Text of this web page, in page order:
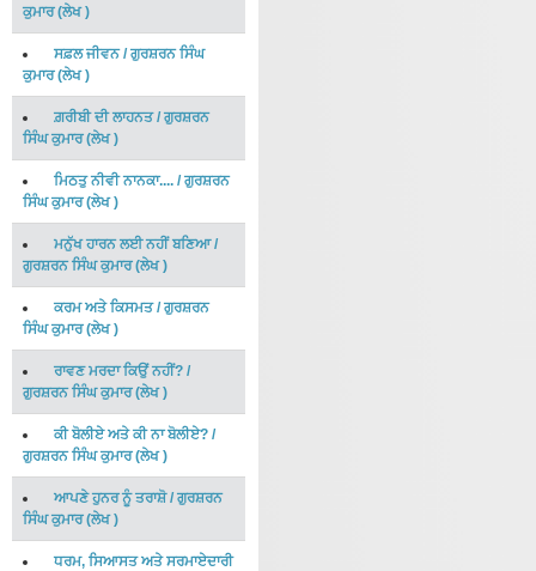
ਕੁਮਾਰ(ਲੇਖ)
ਸਫ਼ਲ ਜੀਵਨ/ਗੁਰਸ਼ਰਨ ਸਿੰਘ
ਕੁਮਾਰ(ਲੇਖ)
ਗ਼ਰੀਬੀ ਦੀ ਲਾਹਨਤ/ ਗੁਰਸ਼ਰਨ
ਸਿੰਘ ਕੁਮਾਰ(ਲੇਖ)
ਮਿਠਤੁ ਨੀਵੀ ਨਾਨਕਾ.... /ਗੁਰਸ਼ਰਨ
ਸਿੰਘ ਕੁਮਾਰ(ਲੇਖ)
ਮਨੁੱਖ ਹਾਰਨ ਲਈ ਨਹੀਂ ਬਣਿਆ/
ਗੁਰਸ਼ਰਨ ਸਿੰਘ ਕੁਮਾਰ(ਲੇਖ)
ਕਰਮ ਅਤੇ ਕਿਸਮਤ/ਗੁਰਸ਼ਰਨ
ਸਿੰਘ ਕੁਮਾਰ(ਲੇਖ)
ਰਾਵਣ ਮਰਦਾ ਕਿਉਂ ਨਹੀਂ? /
ਗੁਰਸ਼ਰਨ ਸਿੰਘ ਕੁਮਾਰ(ਲੇਖ)
ਕੀ ਬੋਲੀਏ ਅਤੇ ਕੀ ਨਾ ਬੋਲੀਏ? /
ਗੁਰਸ਼ਰਨ ਸਿੰਘ ਕੁਮਾਰ(ਲੇਖ)
ਆਪਣੇ ਹੁਨਰ ਨੂੰ ਤਰਾਸ਼ੋ/ ਗੁਰਸ਼ਰਨ
ਸਿੰਘ ਕੁਮਾਰ(ਲੇਖ)
ਧਰਮ, ਸਿਆਸਤ ਅਤੇ ਸਰਮਾਏਦਾਰੀ